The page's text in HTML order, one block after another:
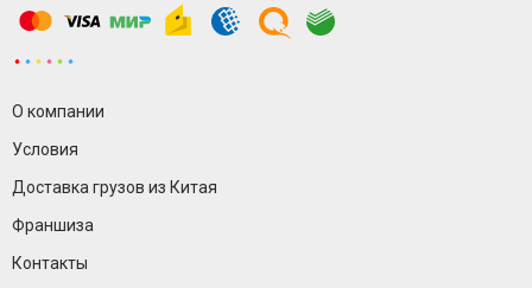
О компании
Условия
Доставка грузов из Китая
Франшиза
Контакты